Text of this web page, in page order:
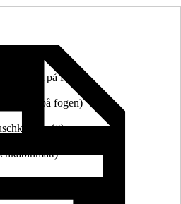
mitt på fogen)
mitt på fogen)